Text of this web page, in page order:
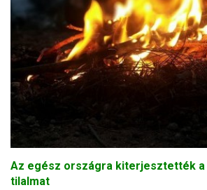
Az egész országra kiterjesztették
tilalmat